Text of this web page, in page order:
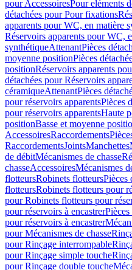
pour AccessoiresPour eléments
détachées pour Pour fixations
apparents pour WC, en matière
Réservoirs apparents pour WC,
synthétiqueAttenantPièces
moyenne positionPièces
positionRéservoirs apparents
détachées pour Réservoirs
céramiqueAttenantPièces
pour réservoirs apparentsPièces
pour réservoirs apparentsHaute
positionBasse et moyenne
AccessoiresRaccordements
RaccordementsJointsManchettes
de débitMécanismes de chasse
chasseAccessoiresMécanismes
flotteursRobinets flotteursPièces
flotteursRobinets flotteurs pour
pour Robinets flotteurs pour
pour réservoirs à encastrer
pour réservoirs à encastrer
pour Mécanismes de chasse
pour Rinçage interrompable
pour Rinçage simple touche
pour Rinçage double touche